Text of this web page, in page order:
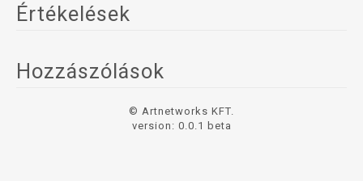
Értékelések
Hozzászólások
© Artnetworks KFT.
version: 0.0.1 beta